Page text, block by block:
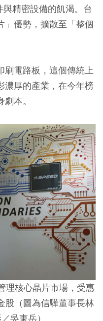
精密設備的飢渴。台
」優勢，擴散至「整個
刷電路板，這個傳統上
濃厚的產業，在今年榜
本。
理核心晶片市場，受惠
股（圖為信驊董事長林
吳東岳）